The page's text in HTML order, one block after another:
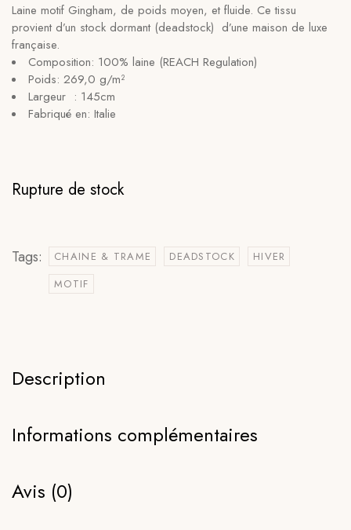
Laine motif Gingham, de poids moyen, et fluide. Ce tissu
provient d’un stock dormant (deadstock) d’une maison de luxe
française.
Composition: 100% laine (REACH Regulation)
Poids: 269,0 g/m²
Largeur : 145cm
Fabriqué en: Italie
Rupture de stock
Tags: CHAINE & TRAME DEADSTOCK
HIVER
MOTIF
Description
Informations complémentaires
Avis (0)